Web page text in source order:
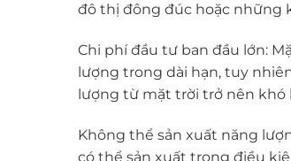
đô thị đông đúc hoặc những
Chi phí đầu tư ban đầu lớn:
lượng trong dài hạn, tuy
lượng từ mặt trời trở nên khó
Không thể sản xuất năng
có thể sản xuất trong điều